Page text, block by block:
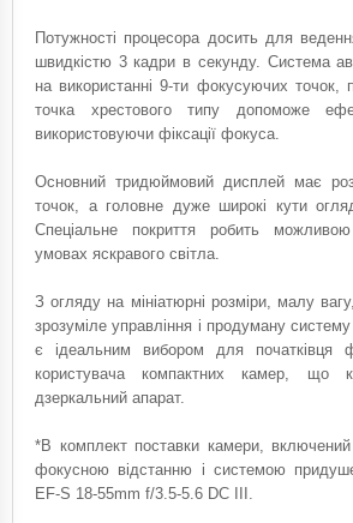
Потужності процесора досить для
швидкістю 3 кадри в секунду. Система
на використанні 9-ти фокусуючих точок,
точка хрестового типу допоможе
використовуючи фіксації фокуса.
Основний тридюймовий дисплей має
точок, а головне дуже широкі кути
Спеціальне покриття робить
умовах яскравого світла.
З огляду на мініатюрні розміри, малу
зрозуміле управління і продуману
є ідеальним вибором для початківця
користувача компактних камер, що
дзеркальний апарат.
*В комплект поставки камери, включений
фокусною відстанню і системою
EF-S 18-55mm f/3.5-5.6 DC III.